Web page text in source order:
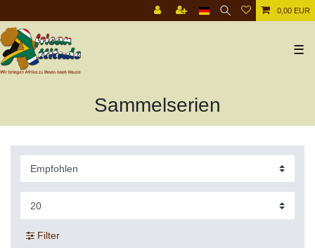
0,00 EUR
☰
Sammelserien
Filter